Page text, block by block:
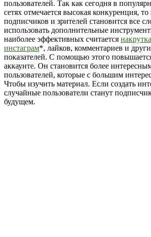
пользователей. Так как сегодня в
сетях отмечается высокая конкуренция,
подписчиков и зрителей становится все
использовать дополнительные
наиболее эффективных считается
инстаграм*, лайков, комментариев и
показателей. С помощью этого
аккаунте. Он становится более
пользователей, которые с большим
Чтобы изучить материал. Если создать
случайные пользователи станут
будущем.